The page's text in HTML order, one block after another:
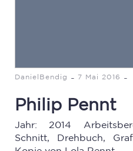
DanielBendig - 7 Mai 2016 -
Philip Pennt
Jahr: 2014
Schnitt, Drehbuch,